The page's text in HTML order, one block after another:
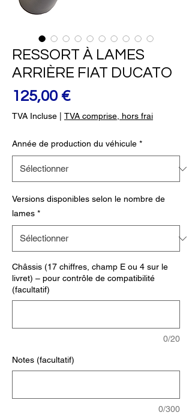
RESSORT À LAMES
ARRIÈRE FIAT DUCATO
125,00 €Prix
TVA Incluse TVA comprise, hors frai
Année de production du véhicule *
Versions disponibles selon le nombre de
lames *
Châssis (17 chiffres, champ E ou 4 sur le
livret) – pour contrôle de compatibilité
(facultatif)
0/20
Notes (facultatif)
0/300